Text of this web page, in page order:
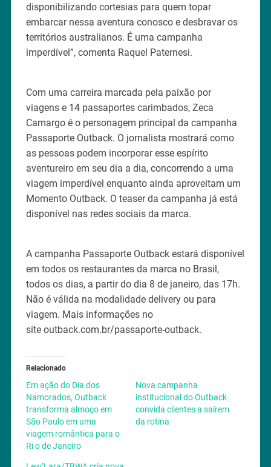
disponibilizando cortesias para quem topar
embarcar nessa aventura conosco e desbravar os
territórios australianos. É uma campanha
imperdível”, comenta Raquel Paternesi.
Com uma carreira marcada pela paixão por
viagens e 14 passaportes carimbados, Zeca
Camargo é o personagem principal da campanha
Passaporte Outback. O jornalista mostrará como
as pessoas podem incorporar esse espírito
aventureiro em seu dia a dia, concorrendo a uma
viagem imperdível enquanto ainda aproveitam um
Momento Outback. O teaser da campanha já está
disponível nas redes sociais da marca.
A campanha Passaporte Outback estará disponível
em todos os restaurantes da marca no Brasil,
todos os dias, a partir do dia 8 de janeiro, das 17h.
Não é válida na modalidade delivery ou para
viagem. Mais informações no
site outback.com.br/passaporte-outback.
Relacionado
Em ação do Dia dos
Namorados, Outback
transforma almoço em
São Paulo em uma
viagem romântica para o
Ri o de Janeiro
Nova campanha
institucional do Outback
convida clientes a saírem
da rotina